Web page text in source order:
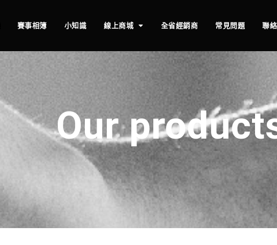
賽事相簿 小知識 線上商城 全省經銷商 常見問題 聯
Our